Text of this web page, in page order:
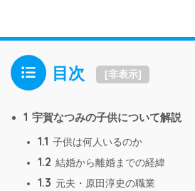
目次 [非表示]
1 宇賀なつみの子供について解説
1.1 子供は何人いるのか
1.2 結婚から離婚までの経緯
1.3 元夫・原田淳史の職業